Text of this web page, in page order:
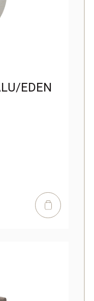
EDEN